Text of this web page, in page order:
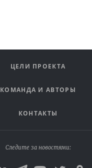
ЦЕЛИ ПРОЕКТА
КОМАНДА И АВТОРЫ
КОНТАКТЫ
Следите за новостями: